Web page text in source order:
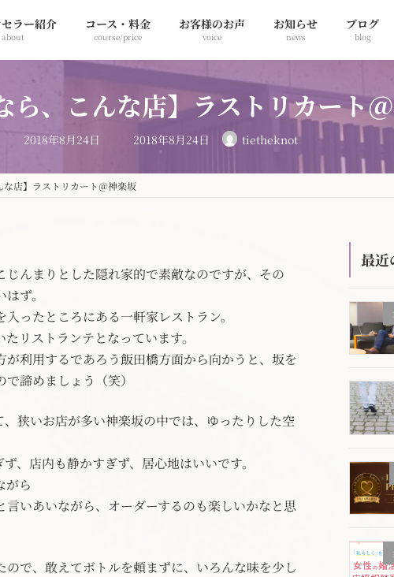
ラー紹介
about
コース・料金
course/price
お客様のお声
voice
お知らせ
news
ブログ
blog
ら、こんな店】ラストリカート
2018年8月24日 最
終
日
時
2018年8月24日 tietheknot
な店】ラストリカート＠神楽坂
んまりとした隠れ家的で素敵なのですが、その
ず。
ったところにある一軒家レストラン。
リストランテとなっています。
利用するであろう飯田橋方面から向かうと、坂を
諦めましょう（笑）
狭いお店が多い神楽坂の中では、ゆったりした空
、店内も静かすぎず、居心地はいいです。
がら
言いあいながら、オーダーするのも楽しいかなと思
で、敢えてボトルを頼まずに、いろんな味を少し
最近